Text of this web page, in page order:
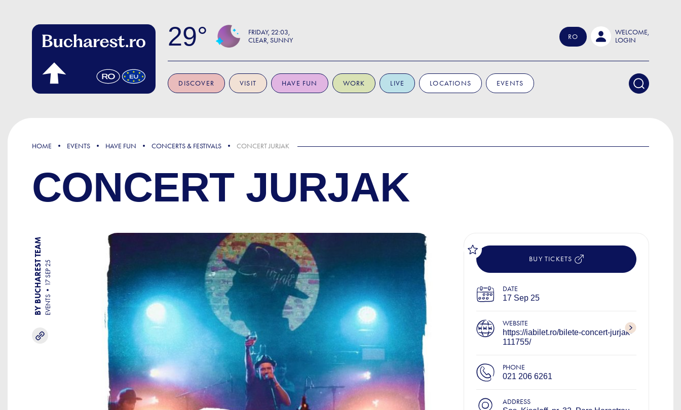
29 FRIDAY 22:03
CLEAR, SUNNY
RO
WELCOME,
LOGIN
DISCOVER VISIT HAVE FUN WORK LIVE LOCATIONS EVENTS
HOME EVENTS HAVE FUN CONCERTS & FESTIVALS CONCERT JURJAK
CONCERT JURJAK
BY BUCHAREST TEAM EVENTS
17 SEP 25
BUY TICKETS
DATE
17 Sep 25
WEBSITE
https://iabilet.ro/bilete-concert-jurjak-
111755/
PHONE
021 206 6261
ADDRESS